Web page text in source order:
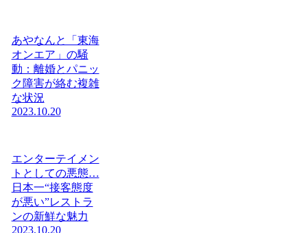
あやなんと「東海
オンエア」の騒
動：離婚とパニッ
ク障害が絡む複雑
な状況
2023.10.20
エンターテイメン
トとしての悪態…
日本一“接客態度
が悪い”レストラ
ンの新鮮な魅力
2023.10.20